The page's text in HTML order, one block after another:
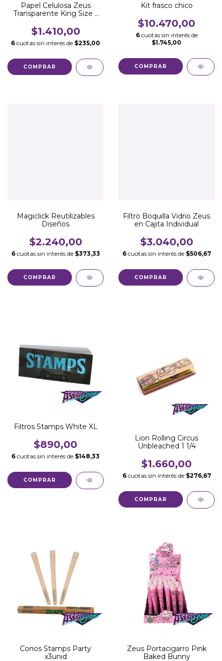
Papel Celulosa Zeus
Transparente King Size x
$1.410,00
6 cuotas sin interés de $235,00
Kit frasco chico
$10.470,00
6 cuotas sin interés de
$1.745,00
Magiclick Reutilizables
Diseños
$2.240,00
6 cuotas sin interés de $373,33
Filtro Boquilla Vidrio Zeus
en Cajita Individual
$3.040,00
6 cuotas sin interés de $506,67
Filtros Stamps White XL
$890,00
6 cuotas sin interés de $148,33
Lion Rolling Circus
Unbleached 1 1/4
$1.660,00
6 cuotas sin interés de $276,67
Conos Stamps Party
x3unid
Zeus Portacigarro Pink
Baked Bunny